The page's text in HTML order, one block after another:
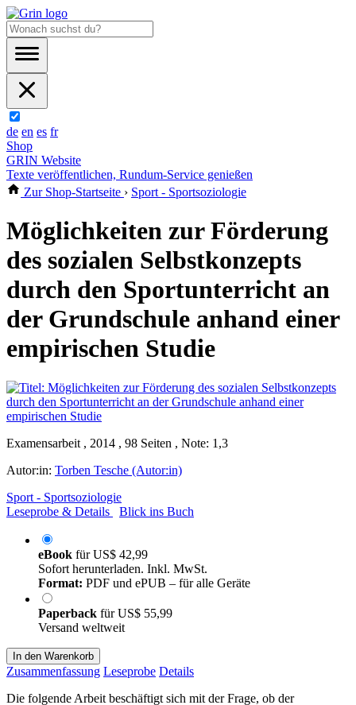
de en es fr
Shop
GRIN Website
Texte veröffentlichen, Rundum-Service genießen
Zur Shop-Startseite › Sport - Sportsoziologie
Möglichkeiten zur Förderung
des sozialen Selbstkonzepts
durch den Sportunterricht an
der Grundschule anhand einer
empirischen Studie
Examensarbeit , 2014 , 98 Seiten , Note: 1,3
Autor:in: Torben Tesche (Autor:in)
Sport - Sportsoziologie
Leseprobe & Details
Blick ins Buch
eBook fürUS$ 42,99
Sofort herunterladen. Inkl. MwSt.
Format: PDF und ePUB – für alle Geräte
Paperback fürUS$ 55,99
Versand weltweit
In den Warenkorb
Zusammenfassung Leseprobe Details
Die folgende Arbeit beschäftigt sich mit der Frage, ob der